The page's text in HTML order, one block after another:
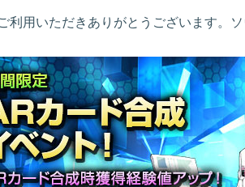
利用いただきありがとうございます。